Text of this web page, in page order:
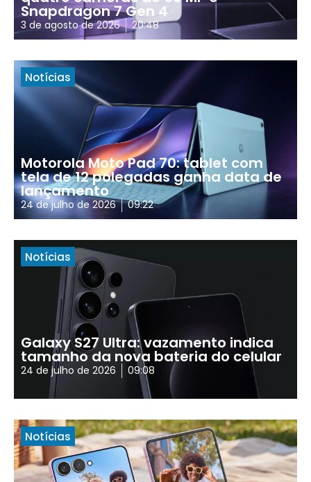
Snapdragon 7 Gen 4
3 de agosto de 2026 20:48
Notícias
Motorola Moto Pad 70: tablet com
tela de 12 polegadas ganha data de
lançamento
24 de julho de 2026 09:22
Notícias
Galaxy S27 Ultra: vazamento indica
tamanho da nova bateria do celular
24 de julho de 2026 09:08
Notícias